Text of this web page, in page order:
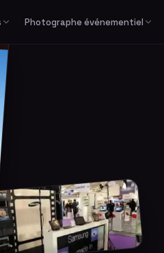
photo
Photographe événementiel